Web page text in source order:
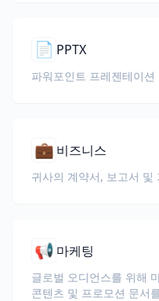
📄 PPTX
파워포인트 프레젠테이션
💼 비즈니스
귀사의 계약서, 보고서 및
📢 마케팅
글로벌 오디언스를 위해
콘텐츠 및 프로모션 문서